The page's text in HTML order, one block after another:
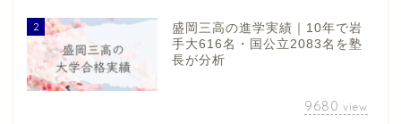
2
盛岡三高の進学実績｜10年で岩
手大616名・国公立2083名を塾
長が分析
9680 view